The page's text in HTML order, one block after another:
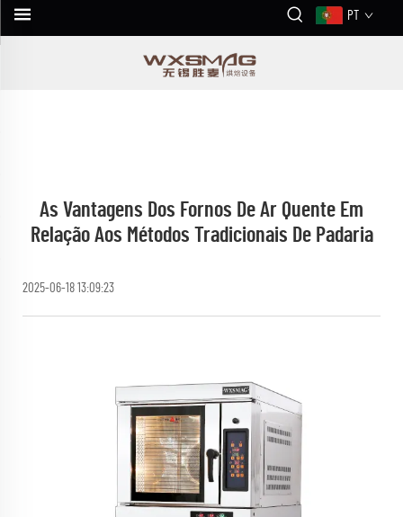
PT
As Vantagens Dos Fornos De Ar Quente Em
Relação Aos Métodos Tradicionais De Padaria
2025-06-18 13:09:23